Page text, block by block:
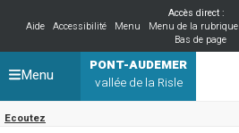
Accès direct :
Aide
Accessibilité Menu Menu de la rubrique
Bas de page
PONT-AUDEMER
vallée de la Risle
Ecoutez
Menu